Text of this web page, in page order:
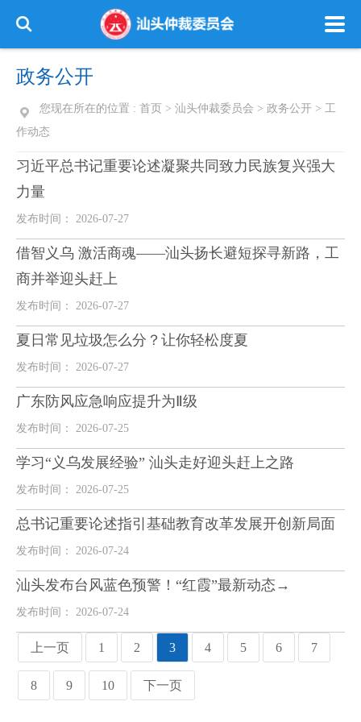
政务公开
您现在所在的位置 : 首页 > 汕头仲裁委员会 > 政务公开 > 工
作动态
习近平总书记重要论述凝聚共同致力民族复兴强大
力量
发布时间： 2026-07-27
借智义乌 激活商魂——汕头扬长避短探寻新路，工
商并举迎头赶上
发布时间： 2026-07-27
夏日常见垃圾怎么分？让你轻松度夏
发布时间： 2026-07-27
广东防风应急响应提升为Ⅱ级
发布时间： 2026-07-25
学习“义乌发展经验” 汕头走好迎头赶上之路
发布时间： 2026-07-25
总书记重要论述指引基础教育改革发展开创新局面
发布时间： 2026-07-24
汕头发布台风蓝色预警！“红霞”最新动态→
发布时间： 2026-07-24
上一页 1 2 3 4 5 6 7
8 9 10 下一页